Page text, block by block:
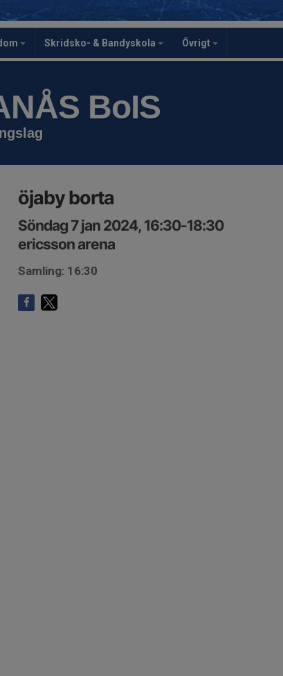
Skridsko- & Bandyskola Övrigt
BoIS
öjaby borta
Söndag 7 jan 2024, 16:30-18:30
ericsson arena
Samling: 16:30